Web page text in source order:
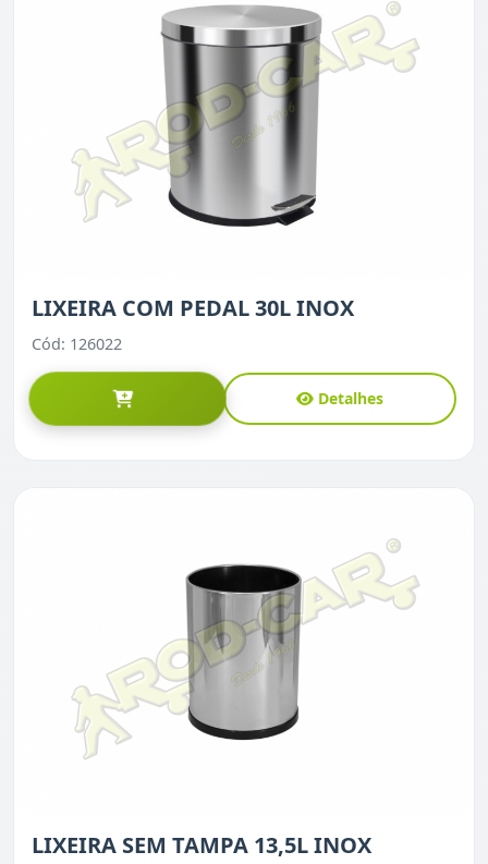
LIXEIRA COM PEDAL 30L INOX
Cód: 126022
Detalhes
LIXEIRA SEM TAMPA 13,5L INOX